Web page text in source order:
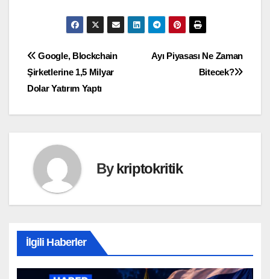
Yazı
gezinmesi
Ayı Piyasası Ne Zaman
Bitecek?
Google, Blockchain
Şirketlerine 1,5 Milyar
Dolar Yatırım Yaptı
Bykriptokritik
İlgili Haberler